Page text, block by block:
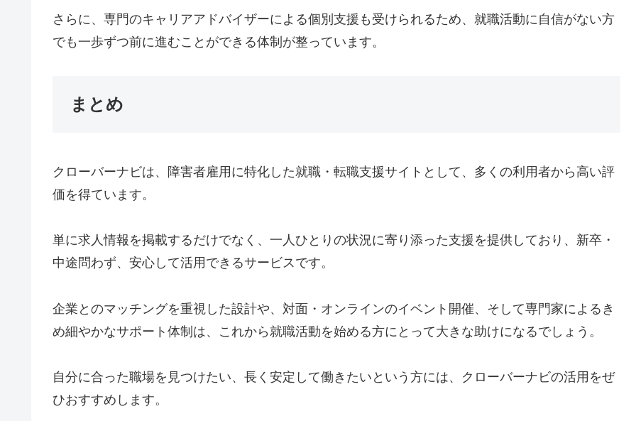
さらに、専門のキャリアアドバイザーによる個別支援も受けられるため、就職活動に自信がない方
でも一歩ずつ前に進むことができる体制が整っています。
まとめ
クローバーナビは、障害者雇用に特化した就職・転職支援サイトとして、多くの利用者から高い評
価を得ています。
単に求人情報を掲載するだけでなく、一人ひとりの状況に寄り添った支援を提供しており、新卒・
中途問わず、安心して活用できるサービスです。
企業とのマッチングを重視した設計や、対面・オンラインのイベント開催、そして専門家によるき
め細やかなサポート体制は、これから就職活動を始める方にとって大きな助けになるでしょう。
自分に合った職場を見つけたい、長く安定して働きたいという方には、クローバーナビの活用をぜ
ひおすすめします。